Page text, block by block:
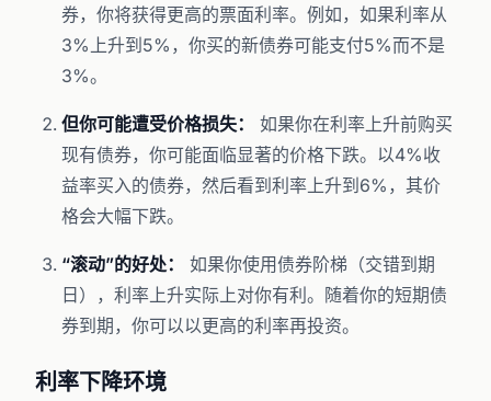
券，你将获得更高的票面利率。例如，如果利率从
3%上升到5%，你买的新债券可能支付5%而不是
3%。
但你可能遭受价格损失：
如果你在利率上升前购买
现有债券，你可能面临显著的价格下跌。以4%收
益率买入的债券，然后看到利率上升到6%，其价
格会大幅下跌。
“滚动”的好处：
如果你使用债券阶梯（交错到期
日），利率上升实际上对你有利。随着你的短期债
券到期，你可以以更高的利率再投资。
利率下降环境